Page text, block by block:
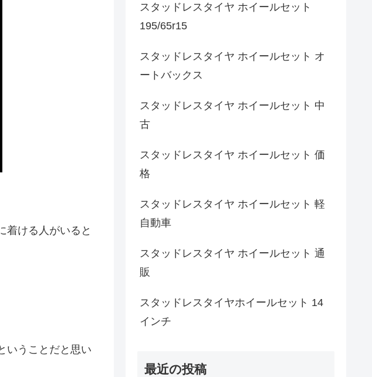
着ける人がいると
いうことだと思い
スタッドレスタイヤ ホイールセット
195/65r15
スタッドレスタイヤ ホイールセット オ
ートバックス
スタッドレスタイヤ ホイールセット 中
古
スタッドレスタイヤ ホイールセット 価
格
スタッドレスタイヤ ホイールセット 軽
自動車
スタッドレスタイヤ ホイールセット 通
販
スタッドレスタイヤホイールセット 14
インチ
最近の投稿